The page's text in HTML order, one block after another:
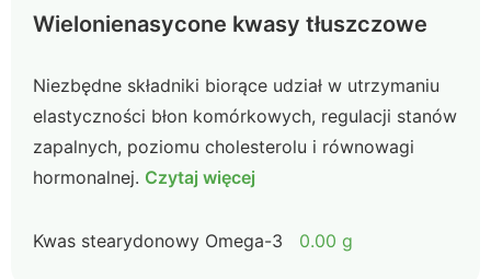
Wielonienasycone kwasy tłuszczowe
Niezbędne składniki biorące udział w utrzymaniu
elastyczności błon komórkowych, regulacji stanów
zapalnych, poziomu cholesterolu i równowagi
hormonalnej. Czytaj więcej
Kwas stearydonowy Omega-3 0.00 g